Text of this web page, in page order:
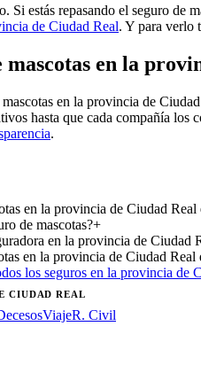
Si estás repasando el seguro de
de Ciudad Real. Y para verlo
en la
en la provincia de
hasta que cada compañía
.
en la provincia de Ciudad Real
de mascotas?+
en la provincia de Ciudad
en la provincia de Ciudad Real
los seguros en la provincia de
CIUDAD REAL
ViajeR. Civil